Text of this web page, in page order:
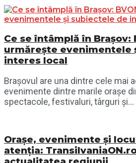
Ce se întâmplă în Brașov:
urmărește evenimentele
interes local
Brașovul are una dintre cele mai
evenimente dintre marile orașe
spectacole, festivaluri, târguri și...
Orașe, evenimente și
atenția: